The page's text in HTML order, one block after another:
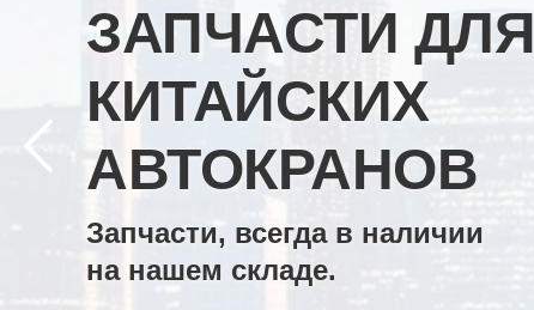
ЗАПЧАСТИ ДЛЯ
КИТАЙСКИХ
АВТОКРАНОВ
Запчасти, всегда в наличии
на нашем складе.